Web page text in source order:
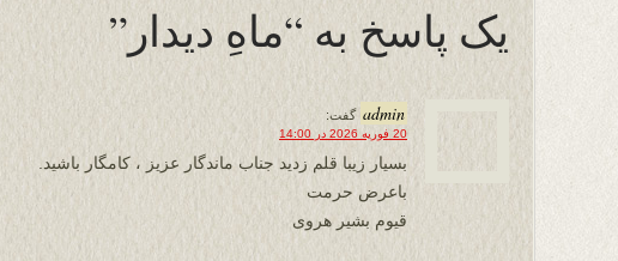
یک پاسخ به “ماهِ دیدار”
admin گفت:
20 فوریه 2026 در 14:00
بسیار زیبا قلم زدید جناب ماندگار عزیز ، کامگار باشید.
باعرض حرمت
قیوم بشیر هروی